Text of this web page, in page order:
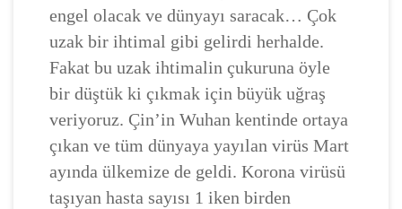
engel olacak ve dünyayı saracak… Çok
uzak bir ihtimal gibi gelirdi herhalde.
Fakat bu uzak ihtimalin çukuruna öyle
bir düştük ki çıkmak için büyük uğraş
veriyoruz. Çin’in Wuhan kentinde ortaya
çıkan ve tüm dünyaya yayılan virüs Mart
ayında ülkemize de geldi. Korona virüsü
taşıyan hasta sayısı 1 iken birden